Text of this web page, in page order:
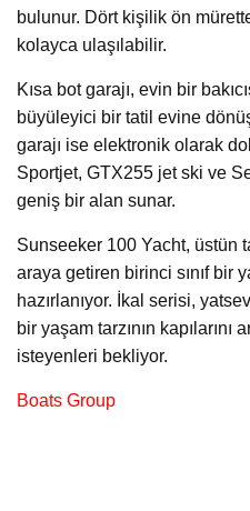
bulunur. Dört kişilik ön
kolayca ulaşılabilir.
Kısa bot garajı, evin bir
büyüleyici bir tatil evine
garajı ise elektronik olarak
Sportjet, GTX255 jet ski ve
geniş bir alan sunar.
Sunseeker 100 Yacht, üstün
araya getiren birinci sınıf bir
hazırlanıyor. İkal serisi,
bir yaşam tarzının
isteyenleri bekliyor.
Boats Group